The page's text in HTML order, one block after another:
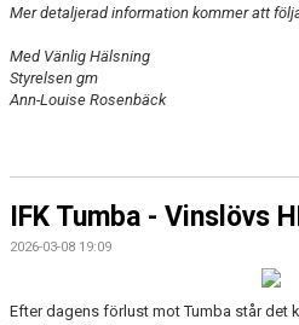
Mer detaljerad information kommer att
Med Vänlig Hälsning
Styrelsen gm
Ann-Louise Rosenbäck
IFK Tumba - Vinslövs
2026-03-08 19:09
Efter dagens förlust mot Tumba står det